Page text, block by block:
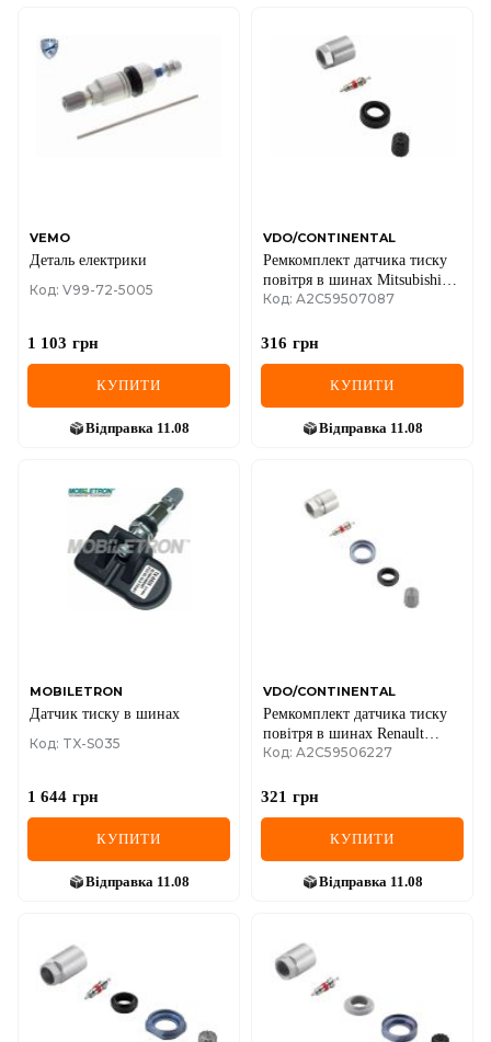
GMC
HAVAL
INFINITI
IVECO
JAGUAR
LANCIA
LEXUS
LINCOLN
MERCEDES-BENZ
VEMO
Деталь електрики
Код: V99-72-5005
1 103 грн
КУПИТИ
Відправка 11.08
VDO/CONTINENTAL
Ремкомплект датчика тиску
повітря в шинах Mitsubishi
L200/Outlander 07-
Код: A2C59507087
316 грн
КУПИТИ
Відправка 11.08
MOBILETRON
Датчик тиску в шинах
Код: TX-S035
1 644 грн
КУПИТИ
Відправка 11.08
VDO/CONTINENTAL
Ремкомплект датчика тиску
повітря в шинах Renault
Kadjar/Koleos /Megane/Scenic
Код: A2C59506227
321 грн
КУПИТИ
Відправка 11.08